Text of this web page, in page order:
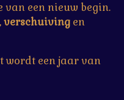
een nieuw begin.
,verschuiving en
wordt een jaar van